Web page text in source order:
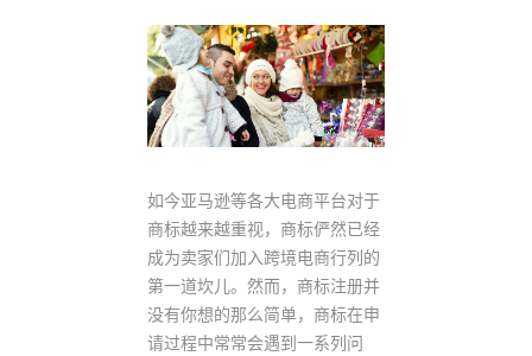
如今亚马逊等各大电商平台对于
商标越来越重视，商标俨然已经
成为卖家们加入跨境电商行列的
第一道坎儿。然而，商标注册并
没有你想的那么简单，商标在申
请过程中常常会遇到一系列问